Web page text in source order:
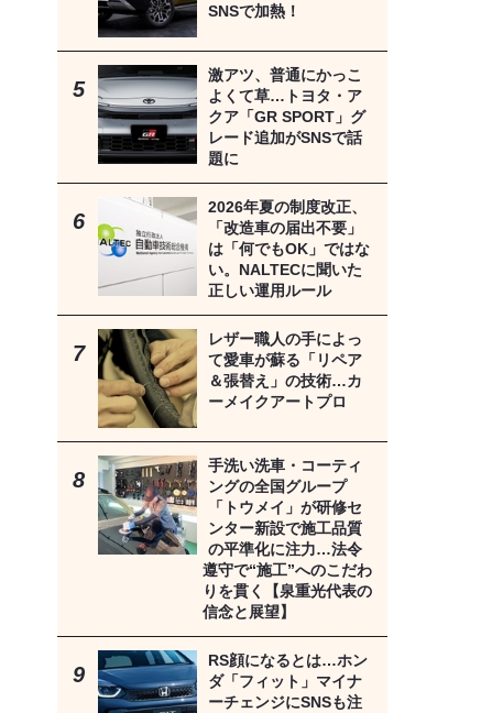
SNSで加熱！
激アツ、普通にかっこ
よくて草…トヨタ・ア
クア「GR SPORT」グ
レード追加がSNSで話
題に
2026年夏の制度改正、
「改造車の届出不要」
は「何でもOK」ではな
い。NALTECに聞いた
正しい運用ルール
レザー職人の手によっ
て愛車が蘇る「リペア
＆張替え」の技術…カ
ーメイクアートプロ
手洗い洗車・コーティ
ングの全国グループ
「トウメイ」が研修セ
ンター新設で施工品質
の平準化に注力…法令
遵守で“施工”へのこだわ
りを貫く【泉重光代表の
信念と展望】
RS顔になるとは…ホン
ダ「フィット」マイナ
ーチェンジにSNSも注